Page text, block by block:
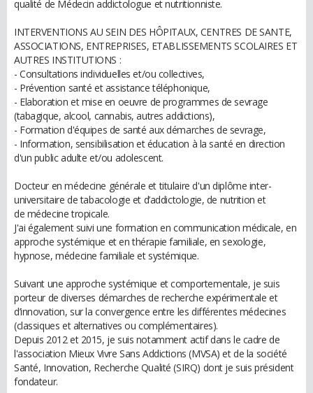
qualité de Médecin addictologue et nutritionniste.
INTERVENTIONS AU SEIN DES HÔPITAUX, CENTRES DE SANTE,
ASSOCIATIONS, ENTREPRISES, ETABLISSEMENTS SCOLAIRES ET
AUTRES INSTITUTIONS :
- Consultations individuelles et/ou collectives,
- Prévention santé et assistance téléphonique,
- Elaboration et mise en oeuvre de programmes de sevrage
(tabagique, alcool, cannabis, autres addictions),
- Formation d'équipes de santé aux démarches de sevrage,
- Information, sensibilisation et éducation à la santé en direction
d'un public adulte et/ou adolescent.
Docteur en médecine générale et titulaire d'un diplôme inter-
universitaire de tabacologie et d’addictologie, de nutrition et
de médecine tropicale.
J'ai également suivi une formation en communication médicale, en
approche systémique et en thérapie familiale, en sexologie,
hypnose, médecine familiale et systémique.
Suivant une approche systémique et comportementale, je suis
porteur de diverses démarches de recherche expérimentale et
d’innovation, sur la convergence entre les différentes médecines
(classiques et alternatives ou complémentaires).
Depuis 2012 et 2015, je suis notamment actif dans le cadre de
l'association Mieux Vivre Sans Addictions (MVSA) et de la société
Santé, Innovation, Recherche Qualité (SIRQ) dont je suis président
fondateur.